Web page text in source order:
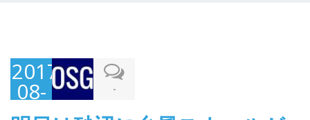
2017-
08-
22
-